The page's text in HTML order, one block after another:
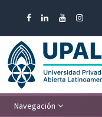
Navegación